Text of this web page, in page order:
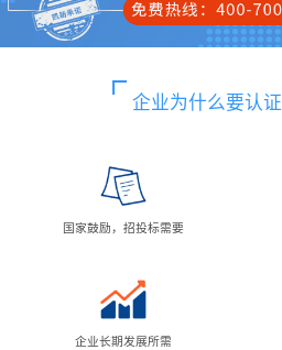
企业为什么要认证
国家鼓励，招投标需要
企业长期发展所需